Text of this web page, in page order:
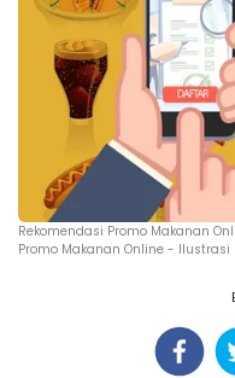
Rekomendasi Promo Makanan
Promo Makanan Online - Ilustrasi